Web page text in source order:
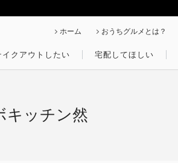
ホーム おうちグルメとは？
イクアウトしたい 宅配してほしい
キッチン然